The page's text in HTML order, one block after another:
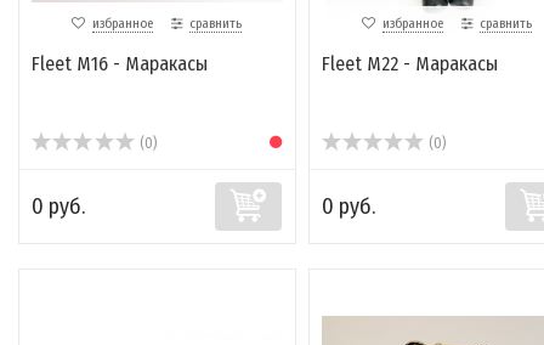
избранное сравнить
Fleet M16 - Маракасы
(0)
0 руб.
избранное сравнить
Fleet M22 - Маракасы
(0)
0 руб.